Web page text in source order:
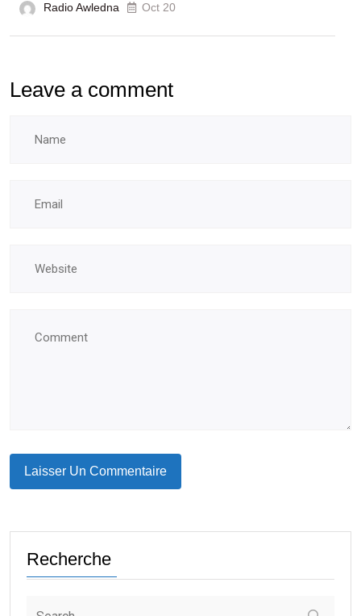
Radio Awledna Oct 20
Leave a comment
Recherche